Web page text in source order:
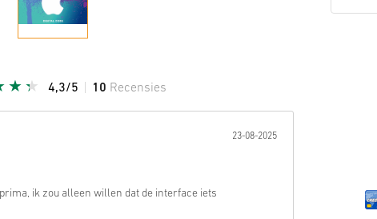
4,3/5 10 Recensies
23-08-2025
ik zou alleen willen dat de interface iets